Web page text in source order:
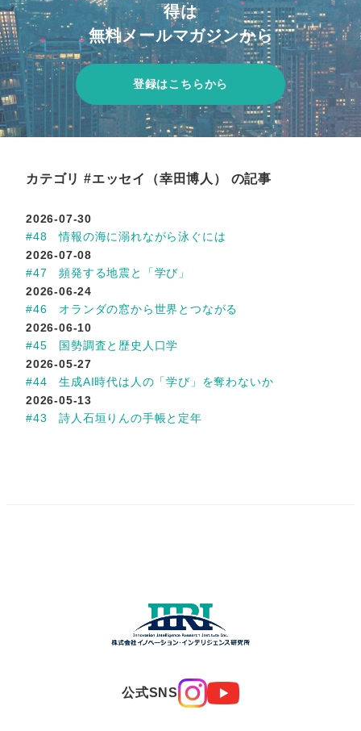
得は
無料メールマガジンから
登録はこちらから
カテゴリ #エッセイ（幸田博人） の記事
2026-07-30
#48 情報の海に溺れながら泳ぐには
2026-07-08
#47 頻発する地震と「学び」
2026-06-24
#46 オランダの窓から世界とつながる
2026-06-10
#45 国勢調査と歴史人口学
2026-05-27
#44 生成AI時代は人の「学び」を奪わないか
2026-05-13
#43 詩人石垣りんの手帳と定年
公式SNS